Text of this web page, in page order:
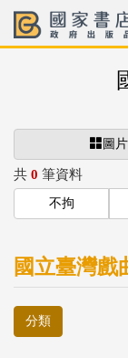
圖片
共 0 筆資料
不拘
國立臺灣戲
分類